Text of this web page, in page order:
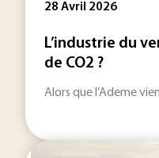
28 Avril 2026
L’industrie du
de CO2 ?
Alors que l’Ademe